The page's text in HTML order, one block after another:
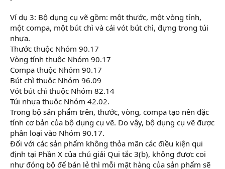
Ví dụ 3: Bộ dụng cụ vẽ gồm: một thước, một vòng tính,
một compa, một bút chì và cái vót bút chì, đựng trong túi
nhựa.
Thước thuộc Nhóm 90.17
Vòng tính thuộc Nhóm 90.17
Compa thuộc Nhóm 90.17
Bút chì thuộc Nhóm 96.09
Vót bút chì thuộc Nhóm 82.14
Túi nhựa thuộc Nhóm 42.02.
Trong bộ sản phẩm trên, thước, vòng, compa tạo nên đặc
tính cơ bản của bộ dụng cụ vẽ. Do vậy, bộ dụng cụ vẽ được
phân loại vào Nhóm 90.17.
Đối với các sản phẩm không thỏa mãn các điều kiện qui
định tại Phần X của chú giải Qui tắc 3(b), không được coi
như đóng bộ để bán lẻ thì mỗi mặt hàng của sản phẩm sẽ